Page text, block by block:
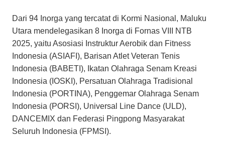
Dari 94 Inorga yang tercatat di Kormi Nasional, Maluku
Utara mendelegasikan 8 Inorga di Fornas VIII NTB
2025, yaitu Asosiasi Instruktur Aerobik dan Fitness
Indonesia (ASIAFI), Barisan Atlet Veteran Tenis
Indonesia (BABETI), Ikatan Olahraga Senam Kreasi
Indonesia (IOSKI), Persatuan Olahraga Tradisional
Indonesia (PORTINA), Penggemar Olahraga Senam
Indonesia (PORSI), Universal Line Dance (ULD),
DANCEMIX dan Federasi Pingpong Masyarakat
Seluruh Indonesia (FPMSI).